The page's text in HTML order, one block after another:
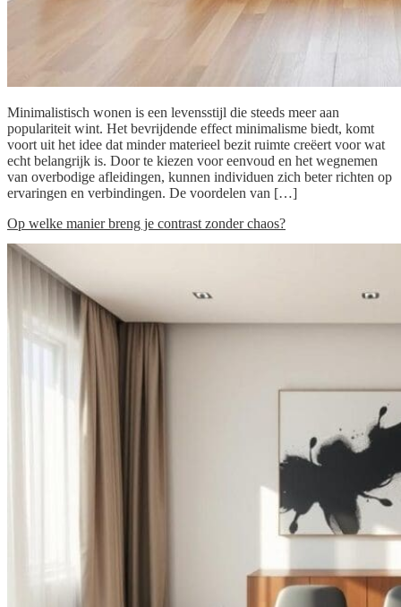
Minimalistisch wonen is een levensstijl die steeds meer aan
populariteit wint. Het bevrijdende effect minimalisme biedt, komt
voort uit het idee dat minder materieel bezit ruimte creëert voor wat
echt belangrijk is. Door te kiezen voor eenvoud en het wegnemen
van overbodige afleidingen, kunnen individuen zich beter richten op
ervaringen en verbindingen. De voordelen van […]
Op welke manier breng je contrast zonder chaos?